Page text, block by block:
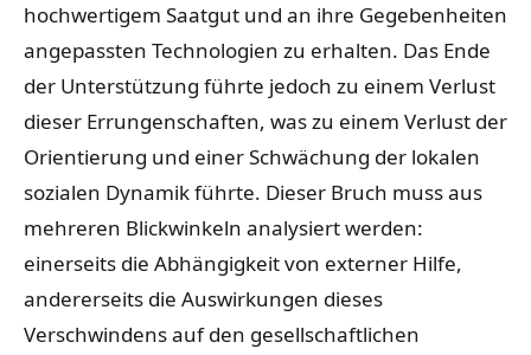
hochwertigem Saatgut und an ihre Gegebenheiten
angepassten Technologien zu erhalten. Das Ende
der Unterstützung führte jedoch zu einem Verlust
dieser Errungenschaften, was zu einem Verlust der
Orientierung und einer Schwächung der lokalen
sozialen Dynamik führte. Dieser Bruch muss aus
mehreren Blickwinkeln analysiert werden:
einerseits die Abhängigkeit von externer Hilfe,
andererseits die Auswirkungen dieses
Verschwindens auf den gesellschaftlichen